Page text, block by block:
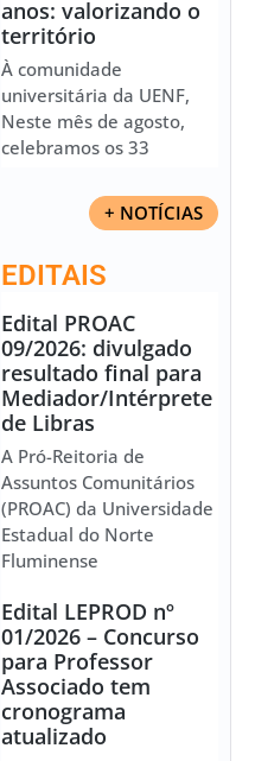
anos: valorizando o
território
À comunidade
universitária da UENF,
Neste mês de agosto,
celebramos os 33
+ NOTÍCIAS
EDITAIS
Edital PROAC
09/2026: divulgado
resultado final para
Mediador/Intérprete
de Libras
A Pró-Reitoria de
Assuntos Comunitários
(PROAC) da Universidade
Estadual do Norte
Fluminense
Edital LEPROD nº
01/2026 – Concurso
para Professor
Associado tem
cronograma
atualizado